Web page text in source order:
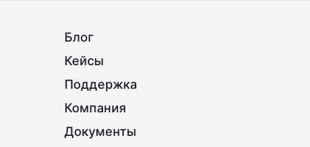
Блог
Кейсы
Поддержка
Компания
Документы